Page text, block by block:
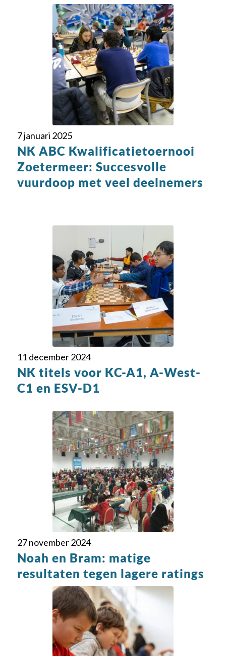
7 januari 2025
NK ABC Kwalificatietoernooi
Zoetermeer: Succesvolle
vuurdoop met veel deelnemers
11 december 2024
NK titels voor KC-A1, A-West-
C1 en ESV-D1
27 november 2024
Noah en Bram: matige
resultaten tegen lagere ratings